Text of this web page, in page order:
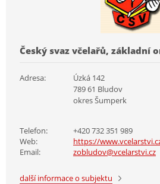
Český svaz včelařů, základní
Adresa:
Úzká 142
789 61 Bludov
okres Šumperk
Telefon:
+420 732 351 989
Web:
https://
Email:
zobludov@vcelarstvi.cz
další informace o subjektu